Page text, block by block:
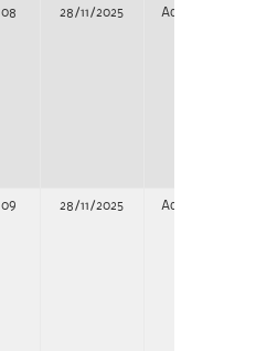
08 28/11/2025 Adjudicación
09 28/11/2025 Adjudicación